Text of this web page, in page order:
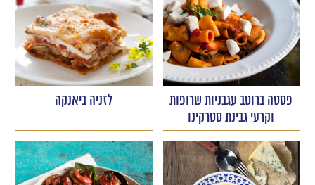
פסטה ברוטב עגבניות שרופות
וקרעי גבינת סטרקינו
לזניה ביאנקה